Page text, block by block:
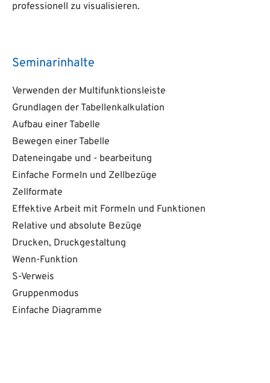
professionell zu visualisieren.
Seminarinhalte
Verwenden der Multifunktionsleiste
Grundlagen der Tabellenkalkulation
Aufbau einer Tabelle
Bewegen einer Tabelle
Dateneingabe und - bearbeitung
Einfache Formeln und Zellbezüge
Zellformate
Effektive Arbeit mit Formeln und Funktionen
Relative und absolute Bezüge
Drucken, Druckgestaltung
Wenn-Funktion
S-Verweis
Gruppenmodus
Einfache Diagramme